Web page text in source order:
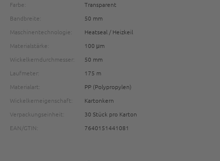
Farbe:
Transparent
Bandbreite:
50 mm
Maschinentechnologie:
Heatseal / Heizkeil
Materialstärke:
100 μm
Wickelkerndurchmesser:
50 mm
Laufmeter:
175 m
Materialart:
PP (Polypropylen)
Wickelkerneigenschaft:
Kartonkern
Verpackungseinheit:
30 Stück pro Karton
EAN/GTIN:
7640151441081